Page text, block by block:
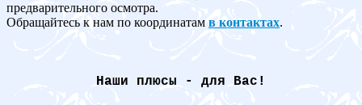
предварительного осмотра.
Обращайтесь к нам по координатам в контактах.
Наши плюсы - для Вас!